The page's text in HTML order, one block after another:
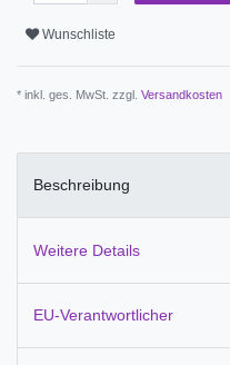
Wunschliste
* inkl. ges. MwSt. zzgl. Versandkosten
Beschreibung
Weitere Details
EU-Verantwortlicher